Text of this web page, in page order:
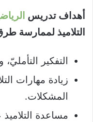
أهداف تدريس
التلاميذ لممارسة
التفكير
زيادة مهارات
المشكلات.
مساعدة